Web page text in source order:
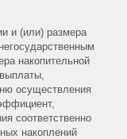
и (или) размера
накопительной
осуществления
соответственно
накоплений